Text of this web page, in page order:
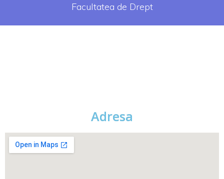
Facultatea de Drept
Adresa